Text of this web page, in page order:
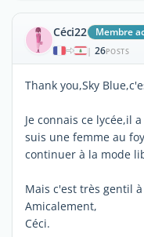
Céci22 Membre
| 26POSTS
Thank you,Sky
Je connais ce lycée,il
suis une femme au
continuer à la mode
Mais c'est très gentil
Amicalement,
Céci.